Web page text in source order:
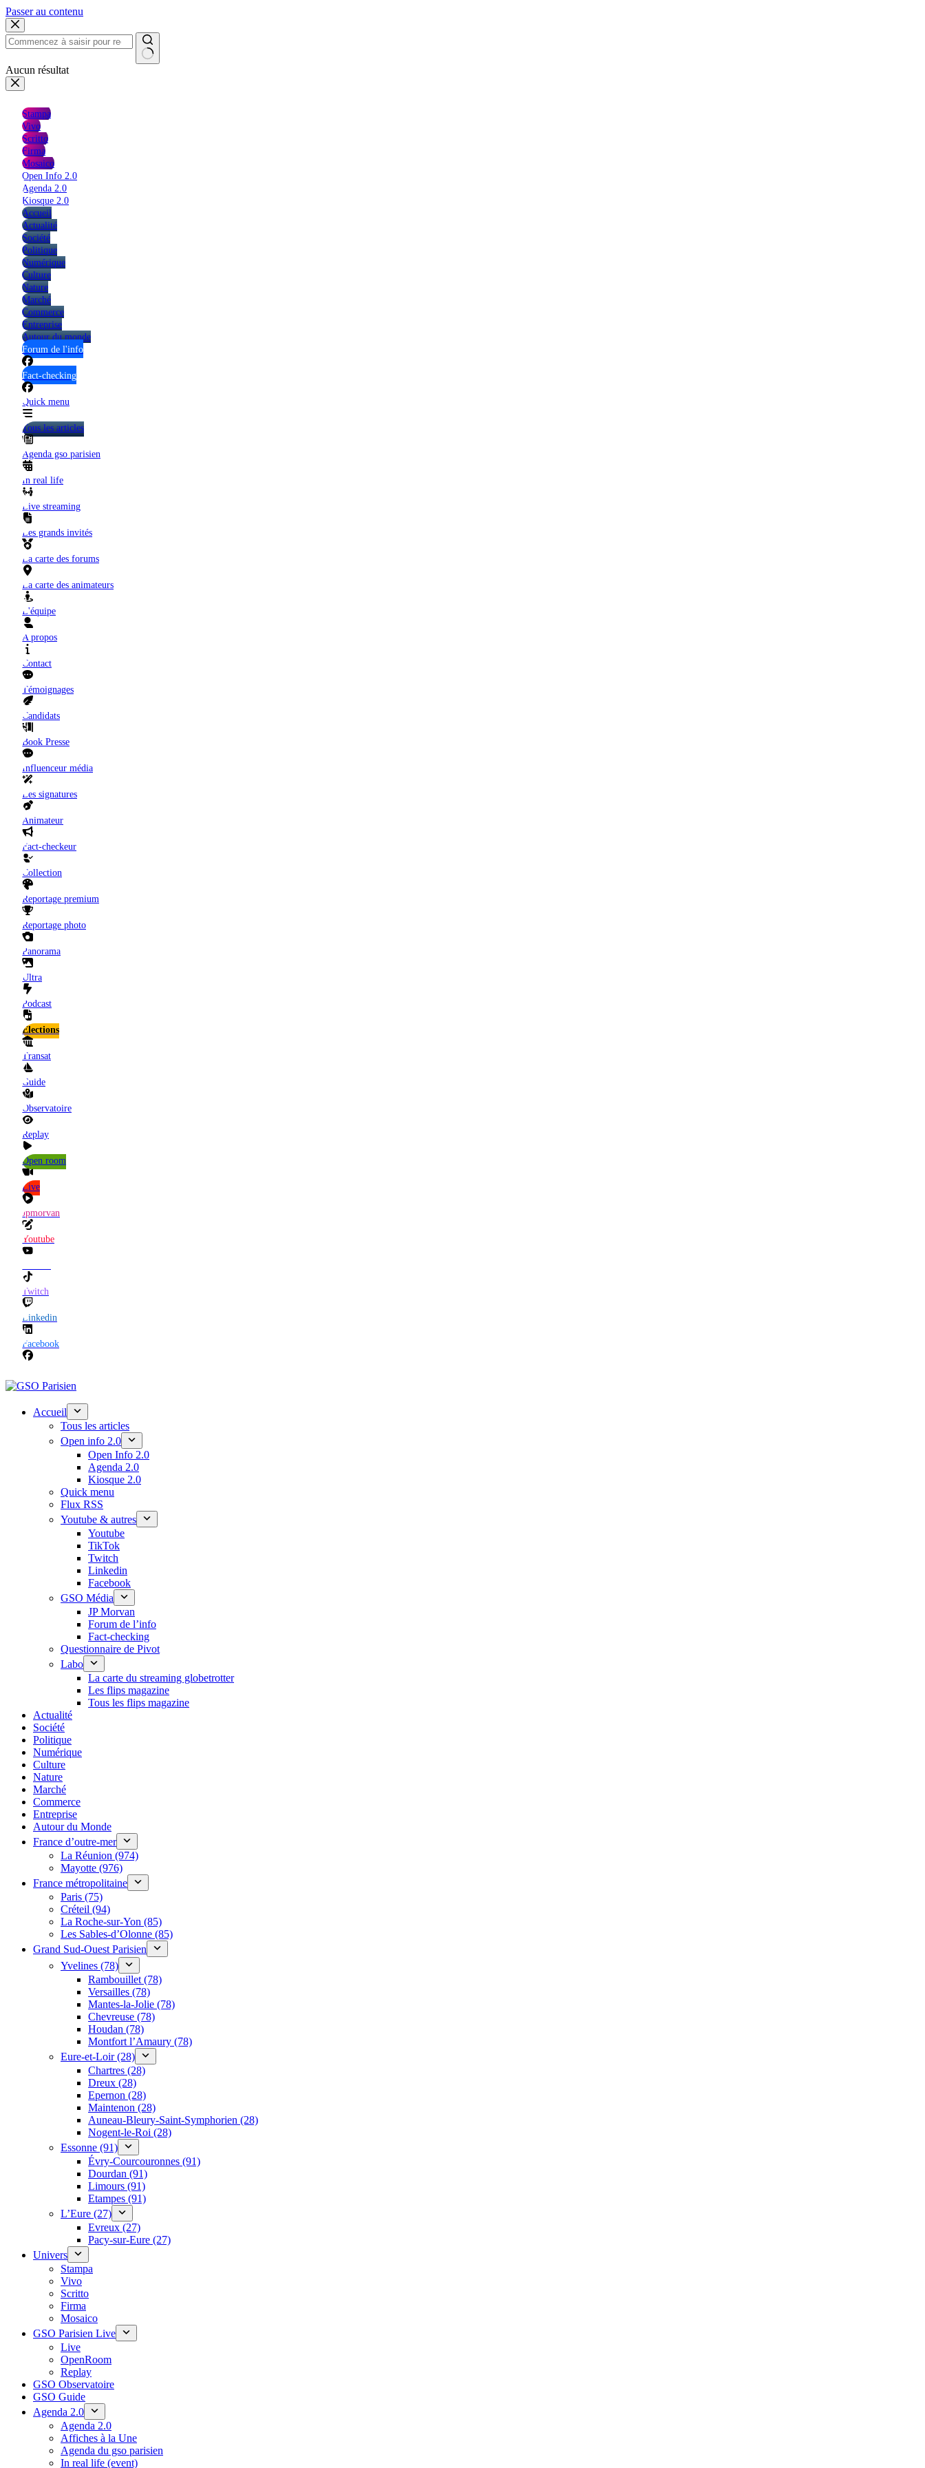
Passer au contenu
Aucun résultat
Stampa
Vivo
Scritto
Firma
Mosaico
Open Info 2.0
Agenda 2.0
Kiosque 2.0
Accueil
Actualité
Société
Politique
Numérique
Culture
Nature
Marché
Commerce
Entreprise
Autour du monde
Forum de l'info
Fact-checking
Quick menu
Tous les articles
Agenda gso parisien
In real life
Live streaming
Les grands invités
La carte des forums
La carte des animateurs
L'équipe
A propos
Contact
Témoignages
Candidats
Book Presse
Influenceur média
Les signatures
Animateur
Fact-checkeur
Collection
Reportage premium
Reportage photo
Panorama
Ultra
Podcast
Elections
Transat
Guide
Observatoire
Replay
Open room
Live
Jpmorvan
Youtube
Twitch
Linkedin
Facebook
Accueil
Tous les articles
Open info 2.0
Open Info 2.0
Agenda 2.0
Kiosque 2.0
Quick menu
Flux RSS
Youtube & autres
Youtube
TikTok
Twitch
Linkedin
Facebook
GSO Média
JP Morvan
Forum de l’info
Fact-checking
Questionnaire de Pivot
Labo
La carte du streaming globetrotter
Les flips magazine
Tous les flips magazine
Actualité
Société
Politique
Numérique
Culture
Nature
Marché
Commerce
Entreprise
Autour du Monde
France d’outre-mer
La Réunion (974)
Mayotte (976)
France métropolitaine
Paris (75)
Créteil (94)
La Roche-sur-Yon (85)
Les Sables-d’Olonne (85)
Grand Sud-Ouest Parisien
Yvelines (78)
Rambouillet (78)
Versailles (78)
Mantes-la-Jolie (78)
Chevreuse (78)
Houdan (78)
Montfort l’Amaury (78)
Eure-et-Loir (28)
Chartres (28)
Dreux (28)
Epernon (28)
Maintenon (28)
Auneau-Bleury-Saint-Symphorien (28)
Nogent-le-Roi (28)
Essonne (91)
Évry-Courcouronnes (91)
Dourdan (91)
Limours (91)
Etampes (91)
L’Eure (27)
Evreux (27)
Pacy-sur-Eure (27)
Univers
Stampa
Vivo
Scritto
Firma
Mosaico
GSO Parisien Live
Live
OpenRoom
Replay
GSO Observatoire
GSO Guide
Agenda 2.0
Agenda 2.0
Affiches à la Une
Agenda du gso parisien
In real life (event)